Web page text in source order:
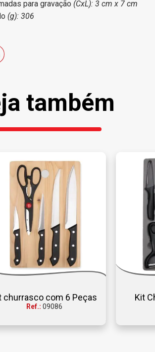
para gravação (CxL): 3 cm x 7 cm
(g): 306
também
churrasco com 6 Peças
Ref.: 09086
Kit